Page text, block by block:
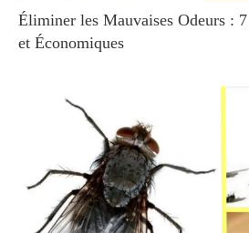
Éliminer les Mauvaises Odeurs :
et Économiques